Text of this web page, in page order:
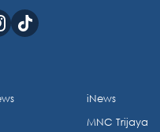
iNews
MNC Trijaya